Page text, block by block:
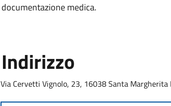
documentazione medica.
Indirizzo
Via Cervetti Vignolo, 23, 16038 Santa Margherita